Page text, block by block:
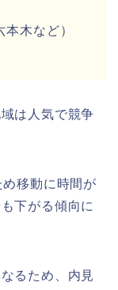
木など）
は人気で競争
移動に時間が
下がる傾向に
るため、内見